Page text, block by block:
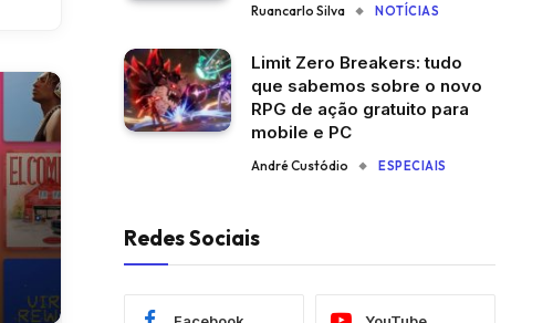
Ruancarlo Silva NOTÍCIAS
Limit Zero Breakers: tudo
que sabemos sobre o novo
RPG de ação gratuito para
mobile e PC
André Custódio ESPECIAIS
Redes Sociais